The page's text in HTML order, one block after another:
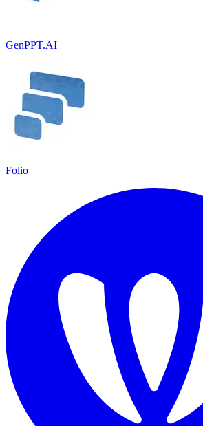
GenPPT.AI
Folio